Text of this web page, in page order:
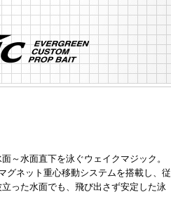
～水面直下を泳ぐウェイクマジック。
グネット重心移動システムを搭載し、従
った水面でも、飛び出さず安定した泳